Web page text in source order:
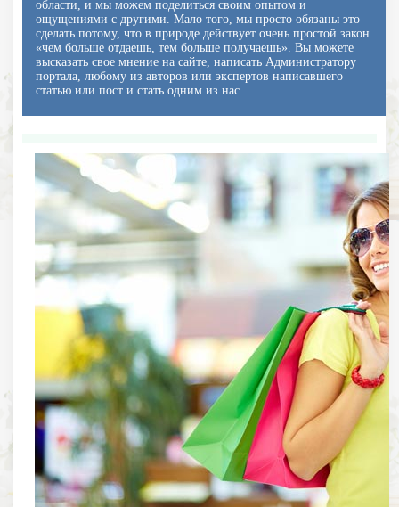
области, и мы можем поделиться своим опытом и
ощущениями с другими. Мало того, мы просто обязаны это
сделать потому, что в природе действует очень простой закон
«чем больше отдаешь, тем больше получаешь». Вы можете
высказать свое мнение на сайте, написать Администратору
портала, любому из авторов или экспертов написавшего
статью или пост и стать одним из нас.